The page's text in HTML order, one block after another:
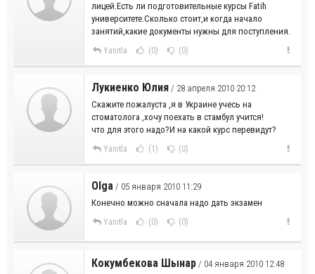
лицей.Есть ли подготовительные курсы Fatih
университете.Сколько стоит,и когда начало
занятий,какие документы нужны для поступления.
Yanıtla (0) (0)
Лукиенко Юлия / 28 апреля 2010 20:12
Скажите пожалуста ,я в Украине учесь на
стоматолога ,хочу поехать в стамбул учится!
что для этого надо?И на какой курс перевидут?
Yanıtla (1) (0)
Olga / 05 января 2010 11:29
Конечно можно сначала надо дать экзамен
Yanıtla (0) (0)
Кокумбекова Шынар / 04 января 2010 12:48